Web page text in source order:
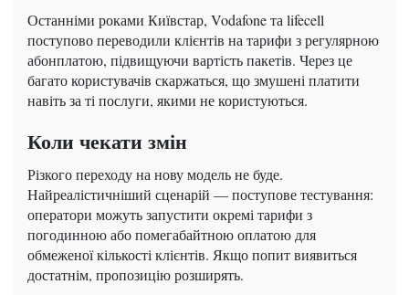
Останніми роками Київстар, Vodafone та lifecell
поступово переводили клієнтів на тарифи з регулярною
абонплатою, підвищуючи вартість пакетів. Через це
багато користувачів скаржаться, що змушені платити
навіть за ті послуги, якими не користуються.
Коли чекати змін
Різкого переходу на нову модель не буде.
Найреалістичніший сценарій — поступове тестування:
оператори можуть запустити окремі тарифи з
погодинною або помегабайтною оплатою для
обмеженої кількості клієнтів. Якщо попит виявиться
достатнім, пропозицію розширять.